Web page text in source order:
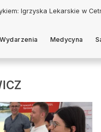
Igrzyska Lekarskie w
Wydarzenia Medycyna